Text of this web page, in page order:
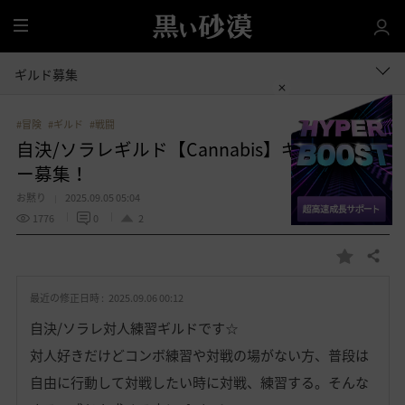
全
体
ギルド募集
#冒険 #ギルド #戦闘
自決/ソラレギルド【Cannabis】ギルドメンバ
ー募集！
お黙り
2025.09.05 05:04
1776
0 2
お
り
共有する
最近の修正日時 : 2025.09.06 00:12
自決/ソラレ対人練習ギルドです☆
対人好きだけどコンボ練習や対戦の場がない方、普段は
自由に行動して対戦したい時に対戦、練習する。そんな